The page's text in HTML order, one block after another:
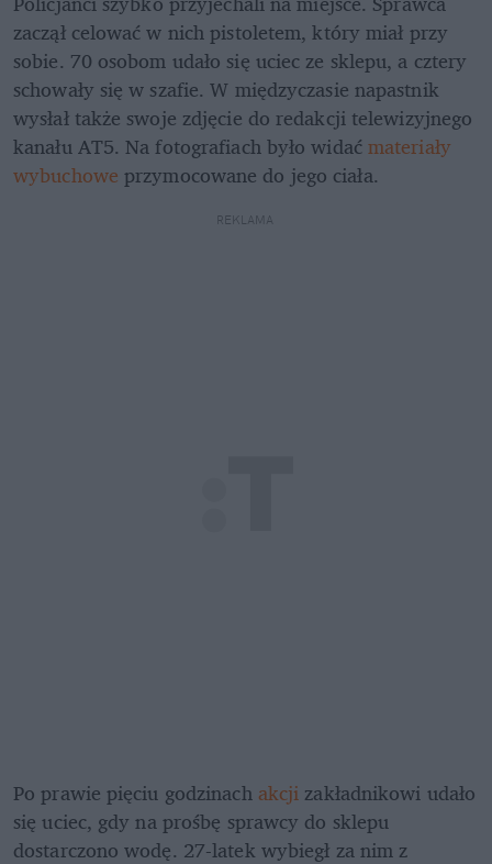
zaczął celować w nich pistoletem, który miał przy
sobie. 70 osobom udało się uciec ze sklepu, a cztery
schowały się w szafie. W międzyczasie napastnik
wysłał także swoje zdjęcie do redakcji telewizyjnego
kanału AT5. Na fotografiach było widać materiały
wybuchowe przymocowane do jego ciała.
REKLAMA
Po prawie pięciu godzinach akcji zakładnikowi udało
się uciec, gdy na prośbę sprawcy do sklepu
dostarczono wodę. 27-latek wybiegł za nim z